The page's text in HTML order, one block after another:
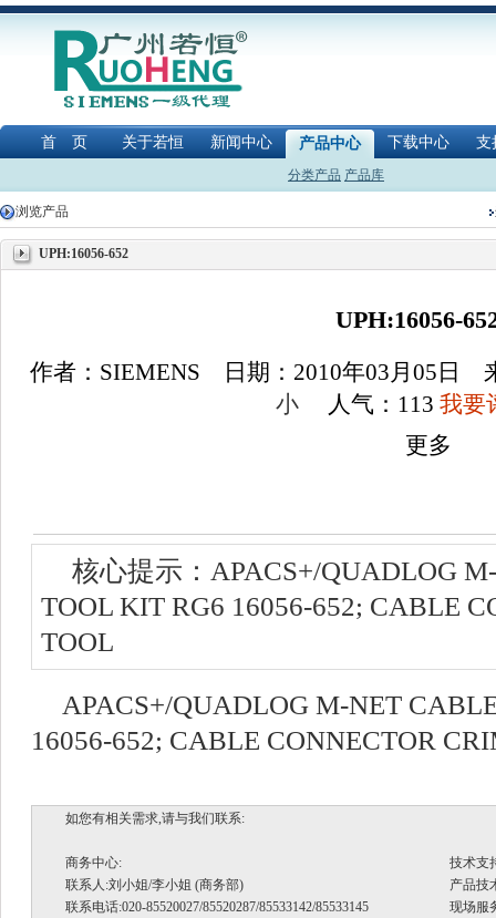
首 页 关于若恒 新闻中心 产品中心 下载中心 支
分类产品 产品库
浏览产品
UPH:16056-652
UPH:16056-
作者：SIEMENS 日期：2010年03月05日
小人气： 113 我要
更多
核心提示：APACS+/QUADLOG
TOOL KIT RG6 16056-652; CABLE
TOOL
APACS+/QUADLOG M-NET
16056-652; CABLE CONNECTOR
如您有相关需求,请与我们联系:
商务中心:
技术支
联系人:刘小姐/李小姐 (商务部)
产品技
联系电话:020-85520027/85520287/85533142/85533145
现场服